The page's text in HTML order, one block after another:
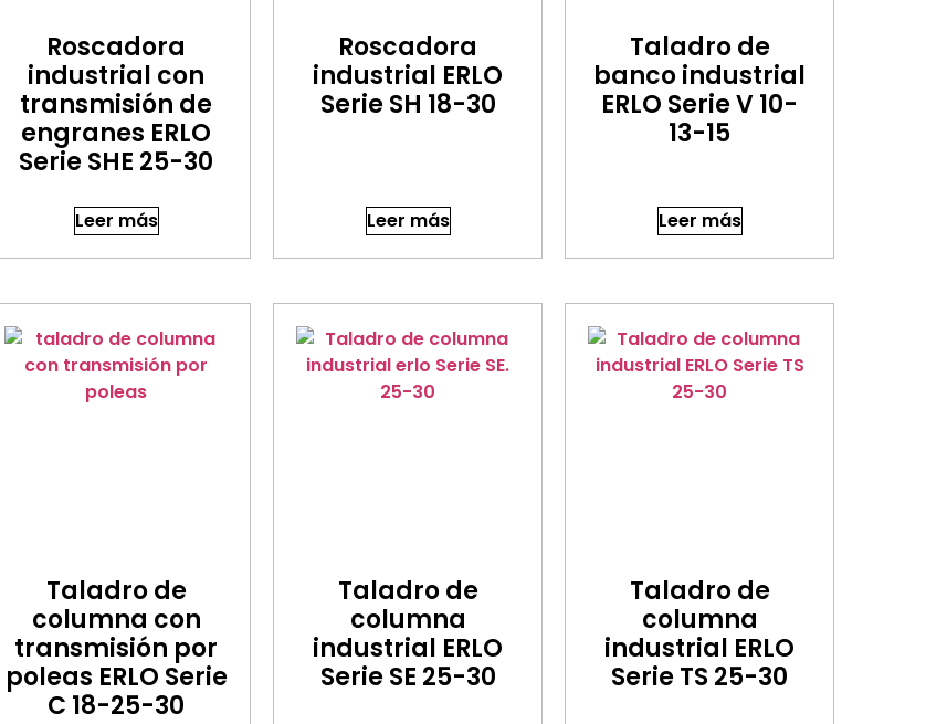
Roscadora
industrial con
transmisión de
engranes ERLO
Serie SHE 25-30
Leer más
Roscadora
industrial ERLO
Serie SH 18-30
Leer más
Taladro de
banco industrial
ERLO Serie V 10-
13-15
Leer más
Taladro de
columna con
transmisión por
poleas ERLO Serie
C 18-25-30
Taladro de
columna
industrial ERLO
Serie SE 25-30
Taladro de
columna
industrial ERLO
Serie TS 25-30